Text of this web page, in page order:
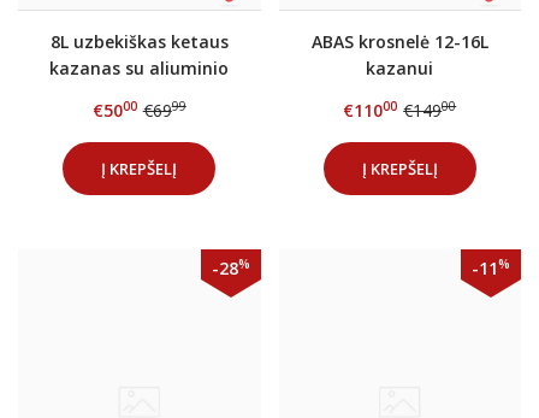
8L uzbekiškas ketaus
kazanas su aliuminio
€5000 €6999
Į KREPŠELĮ
ABAS krosnelė 12-16L
kazanui
€11000 €14900
Į KREPŠELĮ
-28% -11%